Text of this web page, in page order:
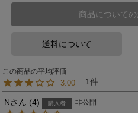
商品について
送料について
3.00 1
N 4 購入者 非公開